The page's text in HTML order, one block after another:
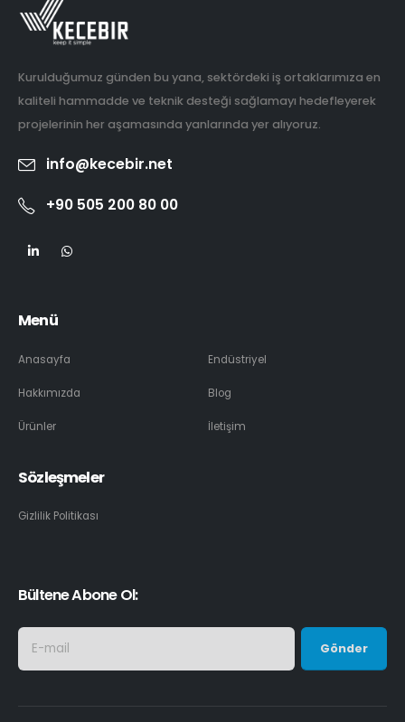
Kurulduğumuz günden bu yana, sektördeki iş ortaklarımıza en
kaliteli hammadde ve teknik desteği sağlamayı hedefleyerek
projelerinin her aşamasında yanlarında yer alıyoruz.
info@kecebir.net
+90 505 200 80 00
Menü
Anasayfa
Hakkımızda
Ürünler
Endüstriyel
Blog
İletişim
Sözleşmeler
Gizlilik Politikası
Bültene Abone Ol: